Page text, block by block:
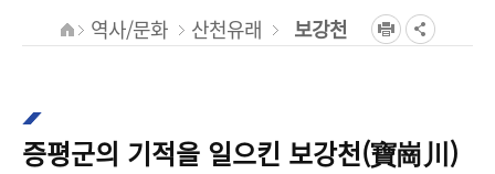
역사/문화 산천유래 보강천
증평군의 기적을 일으킨 보강천(寶崗川)